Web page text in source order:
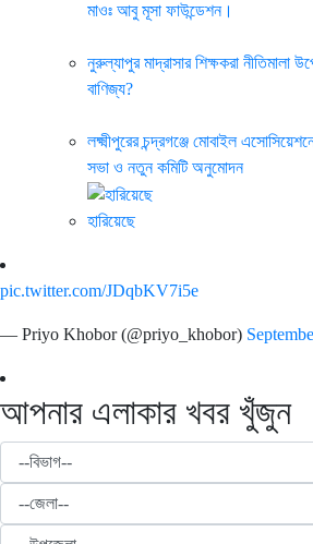
মাওঃ আবু মূসা ফাউন্ডেশন।
নুরুল্যাপুর মাদ্রাসার শিক্ষকরা নীতিমালা
বাণিজ্য?
লক্ষ্মীপুরের চন্দ্রগঞ্জে মোবাইল
সভা ও নতুন কমিটি অনুমোদন
হারিয়েছে
pic.twitter.com/JDqbKV7i5e
— Priyo Khobor (@priyo_khobor)
আপনার এলাকার খবর খুঁজুন